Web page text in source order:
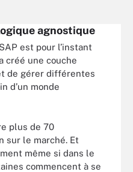
agnostique
est pour l’instant
créé une couche
de gérer différentes
d’un monde
plus de 70
sur le marché. Et
même si dans le
commencent à se